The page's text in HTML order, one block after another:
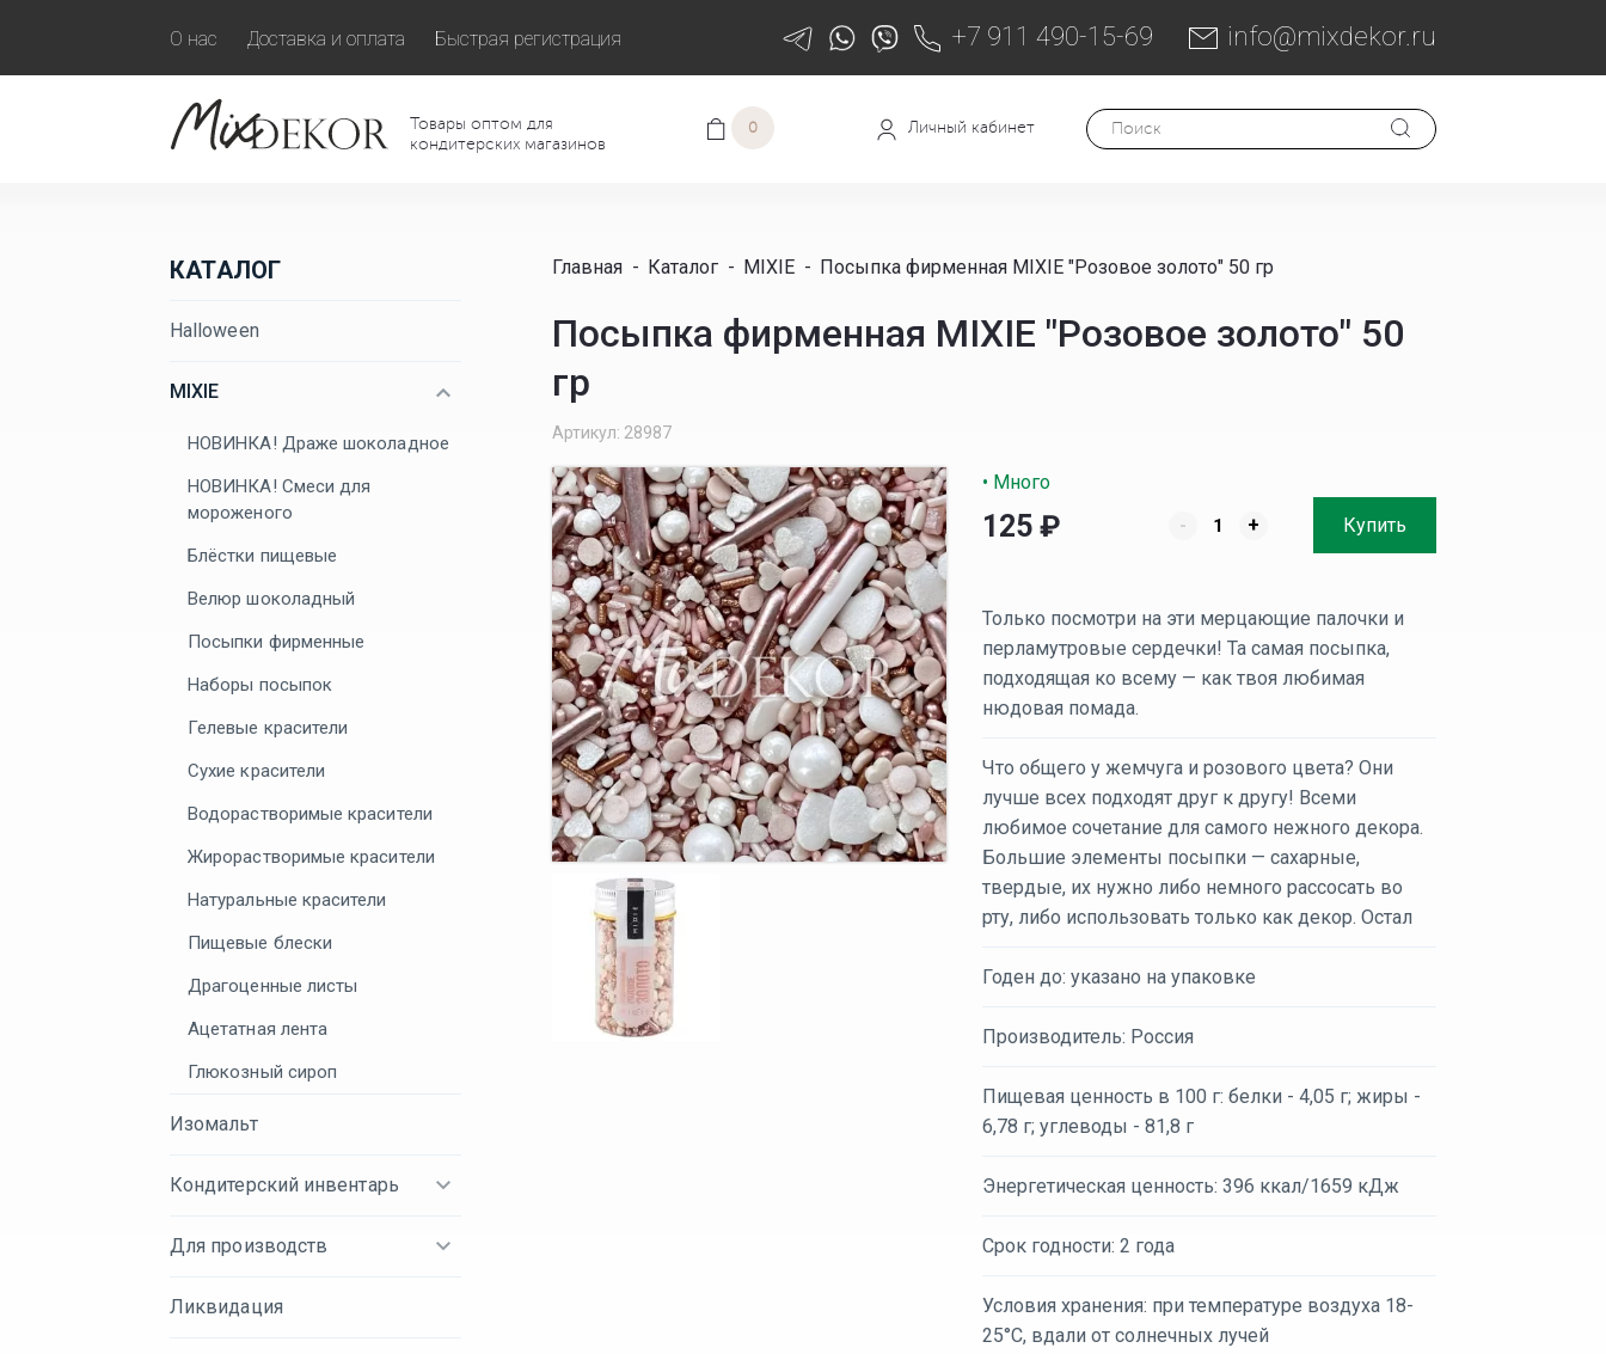
О нас Доставка и оплата Быстрая регистрация +7 911 490-15-69 info@mixdekor.ru
Товары оптом для
кондитерских магазинов
0 Личный кабинет
КАТАЛОГ
Halloween
MIXIE
НОВИНКА! Драже шоколадное
НОВИНКА! Смеси для
мороженого
Блёстки пищевые
Велюр шоколадный
Посыпки фирменные
Наборы посыпок
Гелевые красители
Сухие красители
Водорастворимые красители
Жирорастворимые красители
Натуральные красители
Пищевые блески
Драгоценные листы
Ацетатная лента
Глюкозный сироп
Изомальт
Кондитерский инвентарь
Для производств
Ликвидация
Главная - Каталог - MIXIE - Посыпка фирменная MIXIE "Розовое золото" 50 гр
Посыпка фирменная MIXIE "Розовое золото" 50
гр
Артикул: 28987
• Много
125 ₽ - + Купить
Только посмотри на эти мерцающие палочки и
перламутровые сердечки! Та самая посыпка,
подходящая ко всему — как твоя любимая
нюдовая помада.
Что общего у жемчуга и розового цвета? Они
лучше всех подходят друг к другу! Всеми
любимое сочетание для самого нежного декора.
Большие элементы посыпки — сахарные,
твердые, их нужно либо немного рассосать во
рту, либо использовать только как декор. Остал
Годен до: указано на упаковке
Производитель: Россия
Пищевая ценность в 100 г: белки - 4,05 г; жиры -
6,78 г; углеводы - 81,8 г
Энергетическая ценность: 396 ккал/1659 кДж
Срок годности: 2 года
Условия хранения: при температуре воздуха 18-
25°С, вдали от солнечных лучей